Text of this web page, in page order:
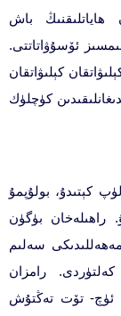
باش
ئۆسۇۋاتاتتى.
كېلىۋاتقان
كۈچلۈك
كېتىدۇ، بولۇپمۇ
راھىلەخان بۈگۈن
سەلىم
رامزان
ئۈچ- تۆت تەڭتۇش